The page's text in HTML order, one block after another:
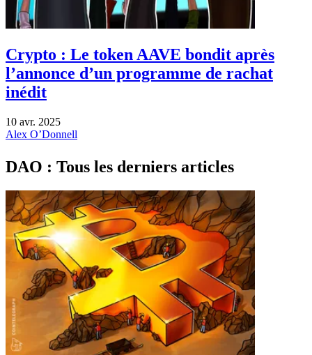
Crypto : Le token AAVE bondit après
l’annonce d’un programme de rachat
inédit
10 avr. 2025
Alex O’Donnell
DAO : Tous les derniers articles